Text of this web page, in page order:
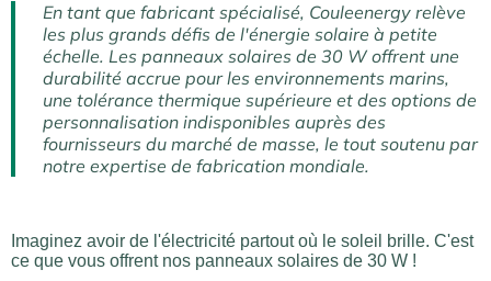
En tant que fabricant spécialisé, Couleenergy relève
les plus grands défis de l'énergie solaire à petite
échelle. Les panneaux solaires de 30 W offrent une
durabilité accrue pour les environnements marins,
une tolérance thermique supérieure et des options de
personnalisation indisponibles auprès des
fournisseurs du marché de masse, le tout soutenu par
notre expertise de fabrication mondiale.
Imaginez avoir de l'électricité partout où le soleil brille. C'est
ce que vous offrent nos panneaux solaires de 30 W !